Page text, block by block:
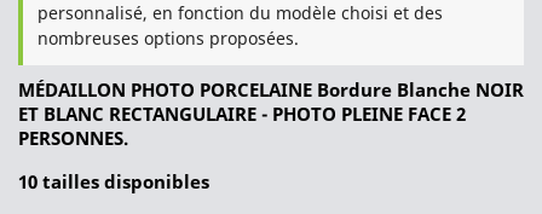
personnalisé, en fonction du modèle choisi et des
nombreuses options proposées.
MÉDAILLON PHOTO PORCELAINE Bordure Blanche NOIR
ET BLANC RECTANGULAIRE - PHOTO PLEINE FACE 2
PERSONNES.
10 tailles disponibles